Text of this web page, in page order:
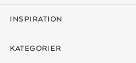
INSPIRATION
KATEGORIER